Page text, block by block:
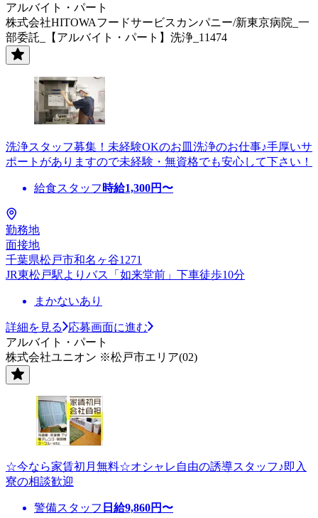
アルバイト・パート
株式会社HITOWAフードサービスカンパニー/新東京病院_一
部委託_【アルバイト・パート】洗浄_11474
洗浄スタッフ募集！未経験OKのお皿洗浄のお仕事♪手厚いサ
ポートがありますので未経験・無資格でも安心して下さい！
給食スタッフ 時給1,300円〜
勤務地
面接地
千葉県松戸市和名ヶ谷1271
JR東松戸駅よりバス「如来堂前」下車徒歩10分
まかないあり
詳細を見る
応募画面に進む
アルバイト・パート
株式会社ユニオン ※松戸市エリア(02)
☆今なら家賃初月無料☆オシャレ自由の誘導スタッフ♪即入
寮の相談歓迎
警備スタッフ 日給9,860円〜